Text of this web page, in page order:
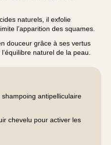
naturels, il exfolie
l’apparition des squames.
douceur grâce à ses vertus
naturel de la peau.
antipelliculaire
chevelu pour activer les